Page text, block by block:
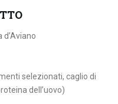
d’Aviano
selezionati, caglio di
dell’uovo)